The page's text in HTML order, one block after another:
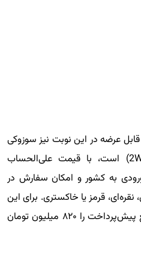
عرضه در این نوبت نیز سوزوکی
گرند ویتارا تک دیفرانسیل (2WD) است، با قیمت علی‌الحساب
مبادی ورودی به کشور و امکان سفارش در
قرمز یا خاکستری. برای این
خودرو، راساموتور خاورمیانه مبلغ پیش‌پرداخت را ۸۲۰ میلیون تومان